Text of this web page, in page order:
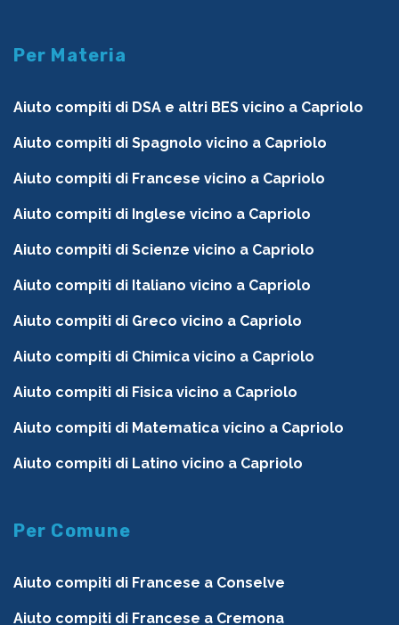
Per Materia
Aiuto compiti di DSA e altri BES vicino a Capriolo
Aiuto compiti di Spagnolo vicino a Capriolo
Aiuto compiti di Francese vicino a Capriolo
Aiuto compiti di Inglese vicino a Capriolo
Aiuto compiti di Scienze vicino a Capriolo
Aiuto compiti di Italiano vicino a Capriolo
Aiuto compiti di Greco vicino a Capriolo
Aiuto compiti di Chimica vicino a Capriolo
Aiuto compiti di Fisica vicino a Capriolo
Aiuto compiti di Matematica vicino a Capriolo
Aiuto compiti di Latino vicino a Capriolo
Per Comune
Aiuto compiti di Francese a Conselve
Aiuto compiti di Francese a Cremona